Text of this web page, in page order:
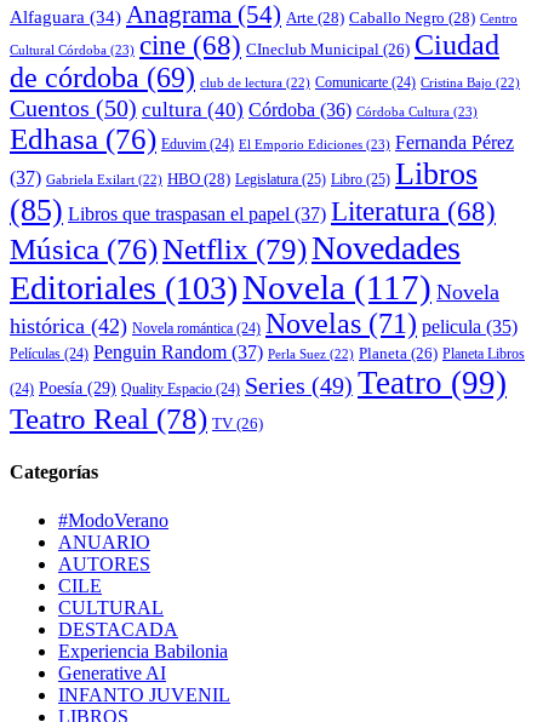
Alfaguara (34) Anagrama (54) Arte (28) Caballo Negro (28) Centro
Cultural Córdoba (23) cine (68) CIneclub Municipal (26) Ciudad
de córdoba (69) club de lectura (22) Comunicarte (24) Cristina Bajo (22)
Cuentos (50) cultura (40) Córdoba (36) Córdoba Cultura (23)
Edhasa (76) Eduvim (24) El Emporio Ediciones (23) Fernanda Pérez
(37) Gabriela Exilart (22) HBO (28) Legislatura (25) Libro (25) Libros
(85) Libros que traspasan el papel (37) Literatura (68)
Música (76)Netflix (79)Novedades
Editoriales (103)Novela (117) Novela
histórica (42) Novela romántica (24) Novelas (71) pelicula (35)
Películas (24) Penguin Random (37) Perla Suez (22) Planeta (26) Planeta Libros
(24) Poesía (29) Quality Espacio (24) Series (49) Teatro (99)
Teatro Real (78) TV (26)
Categorías
#ModoVerano
ANUARIO
AUTORES
CILE
CULTURAL
DESTACADA
Experiencia Babilonia
Generative AI
INFANTO JUVENIL
LIBROS